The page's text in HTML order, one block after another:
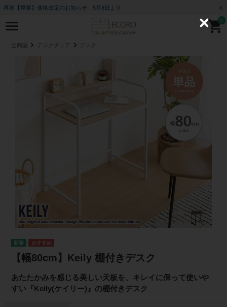
再送【重要】価格改定のお知らせ 5月8日より
0
全商品 デスクチェア デスク
【幅80cm】Keily 棚付きデスク
あたたかみを感じる美しい天板を、キレイに保って使いや
すい『Keily(ケイリー)』の棚付きデスク
C